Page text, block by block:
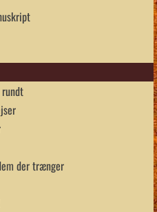
der trænger